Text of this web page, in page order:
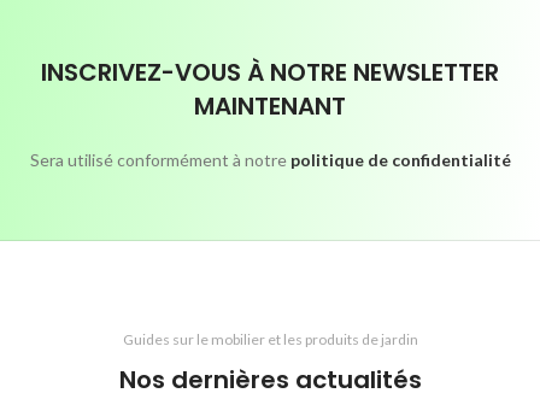
INSCRIVEZ-VOUS À NOTRE NEWSLETTER
MAINTENANT
Sera utilisé conformément à notre politique de confidentialité
Guides sur le mobilier et les produits de jardin
Nos dernières actualités